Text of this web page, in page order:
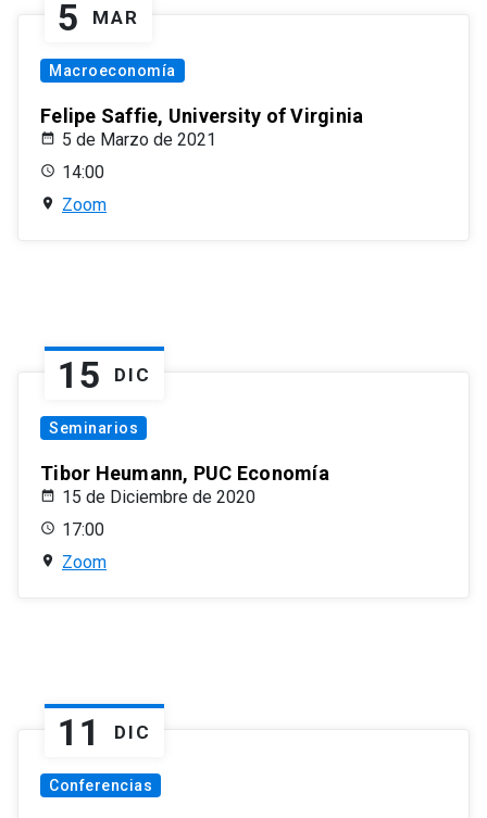
5 MAR
Macroeconomía
Felipe Saffie, University of Virginia
5 de Marzo de 2021
14:00
Zoom
15 DIC
Seminarios
Tibor Heumann, PUC Economía
15 de Diciembre de 2020
17:00
Zoom
11 DIC
Conferencias